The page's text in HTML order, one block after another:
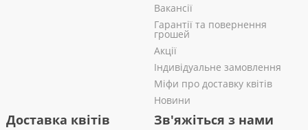
Вакансії
Гарантії та повернення
грошей
Акції
Індивідуальне замовлення
Міфи про доставку квітів
Новини
Доставка квітів Зв'яжіться з нами